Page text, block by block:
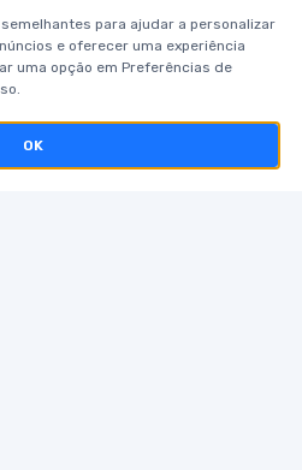
para ajudar a personalizar
e oferecer uma experiência
uma opção em Preferências de
OK